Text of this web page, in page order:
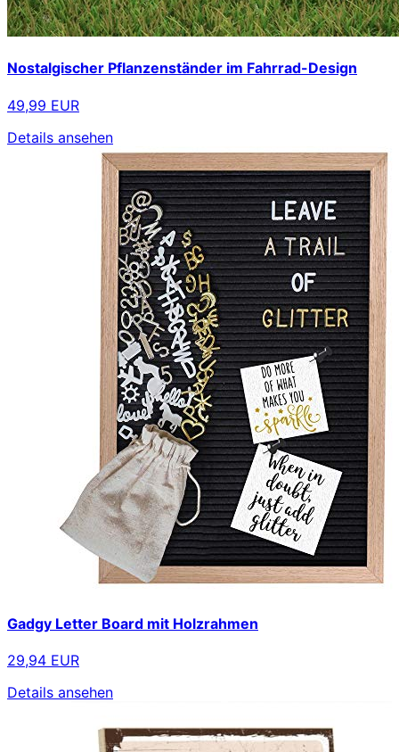
Nostalgischer Pflanzenständer im Fahrrad-Design
49,99 EUR
Details ansehen
Gadgy Letter Board mit Holzrahmen
29,94 EUR
Details ansehen